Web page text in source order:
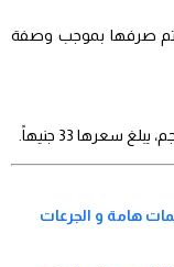
يتم صرفها بموجب وصفة
هامة و الجرعات